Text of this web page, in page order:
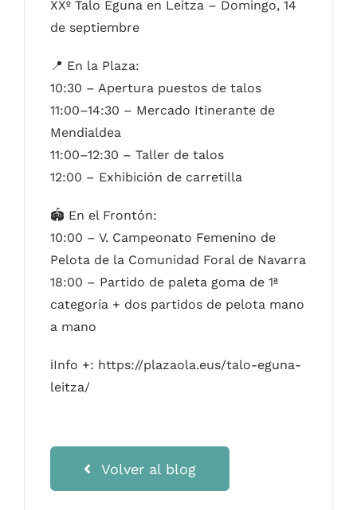
XXº Talo Eguna en Leitza – Domingo, 14
de septiembre
📍 En la Plaza:
10:30 – Apertura puestos de talos
11:00–14:30 – Mercado Itinerante de
Mendialdea
11:00–12:30 – Taller de talos
12:00 – Exhibición de carretilla
🏟 En el Frontón:
10:00 – V. Campeonato Femenino de
Pelota de la Comunidad Foral de Navarra
18:00 – Partido de paleta goma de 1ª
categoría + dos partidos de pelota mano
a mano
ℹInfo +: https://plazaola.eus/talo-eguna-
leitza/
Volver al blog